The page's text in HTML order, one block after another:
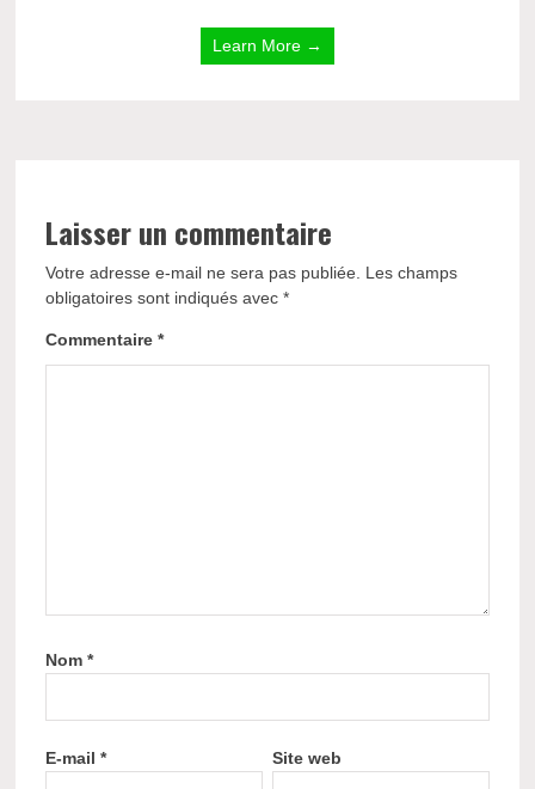
Learn More →
Laisser un commentaire
Votre adresse e-mail ne sera pas publiée.
Les champs
obligatoires sont indiqués avec*
Commentaire*
Nom*
E-mail* Site web